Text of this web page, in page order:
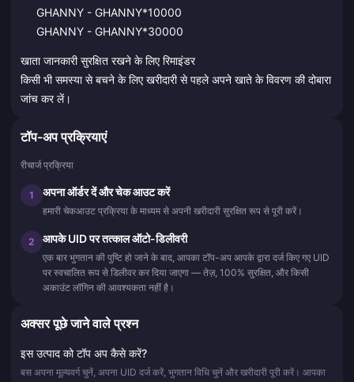
GHANNY - GHANNY*10000
GHANNY - GHANNY*30000
खाता जानकारी सुरक्षित रखने के लिए रिमाइंडर
किसी भी समस्या से बचने के लिए खरीदारी से पहले अपने खाते के विवरण की दोबारा
जांच कर लें।
टॉप-अप प्रक्रियाएं
रीचार्ज प्रक्रिया
1 अपना ऑर्डर दें और चेक आउट करें
हमारी चेकआउट प्रक्रिया के माध्यम से अपनी खरीदारी सुरक्षित रूप से पूरी करें।
2 आपके UID पर तत्काल ऑटो-डिलीवरी
एक बार भुगतान की पुष्टि हो जाने के बाद, आपका टॉप-अप आपके द्वारा दर्ज किए गए UID
पर स्वचालित रूप से डिलीवर कर दिया जाएगा — तेज़, 100% सुरक्षित, और किसी
अकाउंट लॉगिन की आवश्यकता नहीं है।
अक्सर पूछे जाने वाले प्रश्न
इस उत्पाद को टॉप अप कैसे करें?
बस अपना मूल्यवर्ग चुनें, अपना UID दर्ज करें, भुगतान विधि चुनें और खरीदारी पूरी करें। आपका